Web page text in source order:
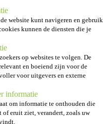
website kunt navigeren en gebruik
kunnen de diensten die je
op websites te volgen. De
en boeiend zijn voor de
voor uitgevers en externe
informatie
om informatie te onthouden die
of eruit ziet, verandert, zoals uw